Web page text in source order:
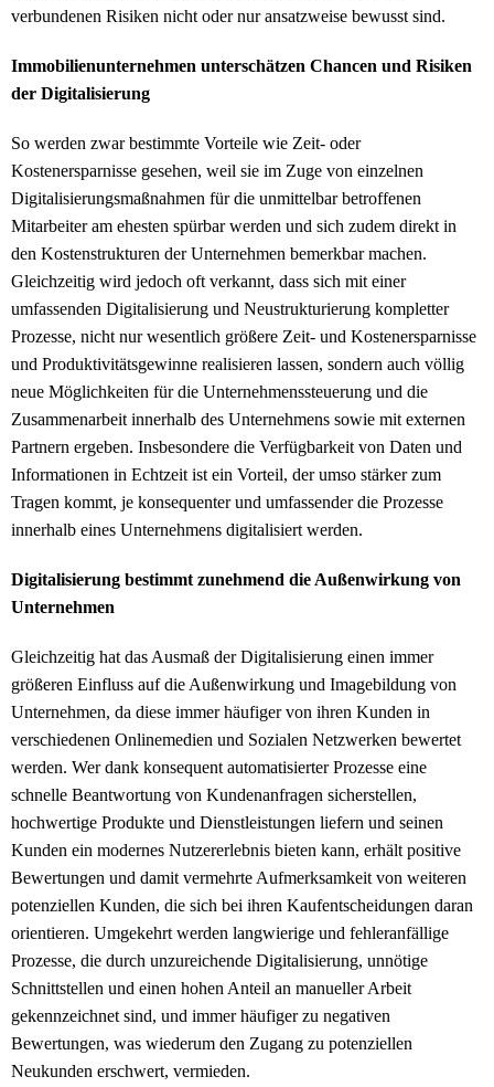
verbundenen Risiken nicht oder nur ansatzweise bewusst sind.
Immobilienunternehmen unterschätzen Chancen und Risiken
der Digitalisierung
So werden zwar bestimmte Vorteile wie Zeit- oder
Kostenersparnisse gesehen, weil sie im Zuge von einzelnen
Digitalisierungsmaßnahmen für die unmittelbar betroffenen
Mitarbeiter am ehesten spürbar werden und sich zudem direkt in
den Kostenstrukturen der Unternehmen bemerkbar machen.
Gleichzeitig wird jedoch oft verkannt, dass sich mit einer
umfassenden Digitalisierung und Neustrukturierung kompletter
Prozesse, nicht nur wesentlich größere Zeit- und Kostenersparnisse
und Produktivitätsgewinne realisieren lassen, sondern auch völlig
neue Möglichkeiten für die Unternehmenssteuerung und die
Zusammenarbeit innerhalb des Unternehmens sowie mit externen
Partnern ergeben. Insbesondere die Verfügbarkeit von Daten und
Informationen in Echtzeit ist ein Vorteil, der umso stärker zum
Tragen kommt, je konsequenter und umfassender die Prozesse
innerhalb eines Unternehmens digitalisiert werden.
Digitalisierung bestimmt zunehmend die Außenwirkung von
Unternehmen
Gleichzeitig hat das Ausmaß der Digitalisierung einen immer
größeren Einfluss auf die Außenwirkung und Imagebildung von
Unternehmen, da diese immer häufiger von ihren Kunden in
verschiedenen Onlinemedien und Sozialen Netzwerken bewertet
werden. Wer dank konsequent automatisierter Prozesse eine
schnelle Beantwortung von Kundenanfragen sicherstellen,
hochwertige Produkte und Dienstleistungen liefern und seinen
Kunden ein modernes Nutzererlebnis bieten kann, erhält positive
Bewertungen und damit vermehrte Aufmerksamkeit von weiteren
potenziellen Kunden, die sich bei ihren Kaufentscheidungen daran
orientieren. Umgekehrt werden langwierige und fehleranfällige
Prozesse, die durch unzureichende Digitalisierung, unnötige
Schnittstellen und einen hohen Anteil an manueller Arbeit
gekennzeichnet sind, und immer häufiger zu negativen
Bewertungen, was wiederum den Zugang zu potenziellen
Neukunden erschwert, vermieden.